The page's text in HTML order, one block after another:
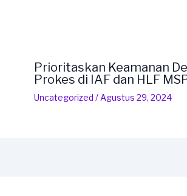
Prioritaskan Keamanan
Prokes di IAF dan HLF
Uncategorized / Agustus 29, 2024